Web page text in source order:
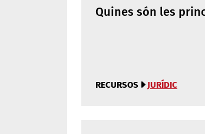
Quines són les
RECURSOS JURÍDIC